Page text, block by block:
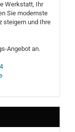
Werkstatt, Ihr
Sie modernste
steigern und Ihre
Angebot an.